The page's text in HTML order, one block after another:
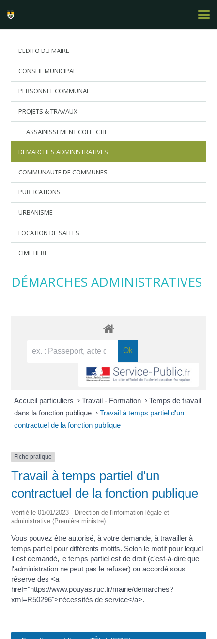
L’EDITO DU MAIRE
CONSEIL MUNICIPAL
PERSONNEL COMMUNAL
PROJETS & TRAVAUX
ASSAINISSEMENT COLLECTIF
DEMARCHES ADMINISTRATIVES
COMMUNAUTE DE COMMUNES
PUBLICATIONS
URBANISME
LOCATION DE SALLES
CIMETIERE
DÉMARCHES ADMINISTRATIVES
Accueil particuliers > Travail - Formation > Temps de travail
dans la fonction publique > Travail à temps partiel d'un
contractuel de la fonction publique
Fiche pratique
Travail à temps partiel d'un
contractuel de la fonction publique
Vérifié le 01/01/2023 - Direction de l'information légale et
administrative (Première ministre)
Vous pouvez être autorisé, à votre demande, à travailler à
temps partiel pour différents motifs. Selon le motif pour lequel
il est demandé, le temps partiel est de droit (c'est-à-dire que
l'administration ne peut pas le refuser) ou accordé sous
réserve des <a
href="https://www.pouyastruc.fr/mairie/demarches?
xml=R50296">nécessités de service</a>.